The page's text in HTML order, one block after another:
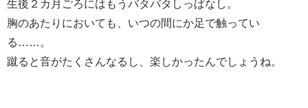
生後２カ月ごろにはもうバタバタしっぱなし。
胸のあたりにおいても、いつの間にか足で触ってい
る……。
蹴ると音がたくさんなるし、楽しかったんでしょうね。